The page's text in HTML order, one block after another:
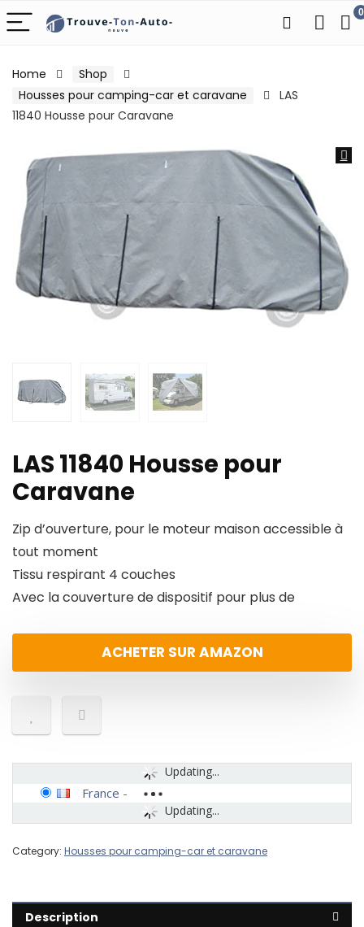
0
Home
Shop
Housses pour camping-car et caravane
LAS
11840 Housse pour Caravane
LAS 11840 Housse pour
Caravane
Zip d’ouverture, pour le moteur maison accessible à
tout moment
Tissu respirant 4 couches
Avec la couverture de dispositif pour plus de
ACHETER SUR AMAZON
Updating...
Updating...
France -
Category: Housses pour camping-car et caravane
Description